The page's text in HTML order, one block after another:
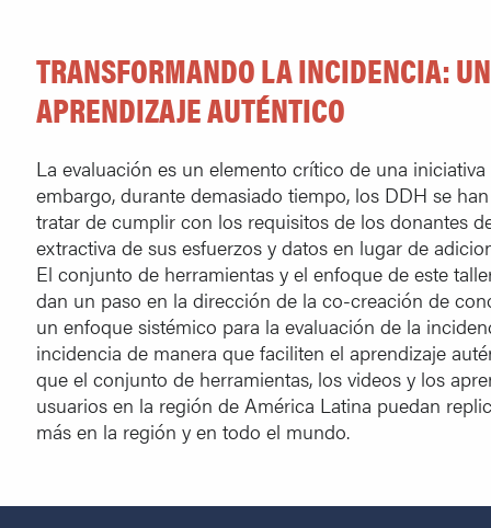
TRANSFORMANDO LA INCIDENCIA:
APRENDIZAJE AUTÉNTICO
La evaluación es un elemento crítico de una
embargo, durante demasiado tiempo, los DDH se
tratar de cumplir con los requisitos de los donantes
extractiva de sus esfuerzos y datos en lugar de
El conjunto de herramientas y el enfoque de este
dan un paso en la dirección de la co-creación de
un enfoque sistémico para la evaluación de la
incidencia de manera que faciliten el aprendizaje
que el conjunto de herramientas, los videos y los
usuarios en la región de América Latina puedan
más en la región y en todo el mundo.